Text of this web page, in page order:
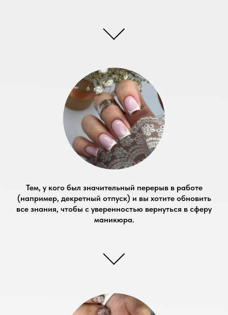
Тем, у кого был значительный перерыв в работе
(например, декретный отпуск) и вы хотите обновить
все знания, чтобы с уверенностью вернуться в сферу
маникюра.